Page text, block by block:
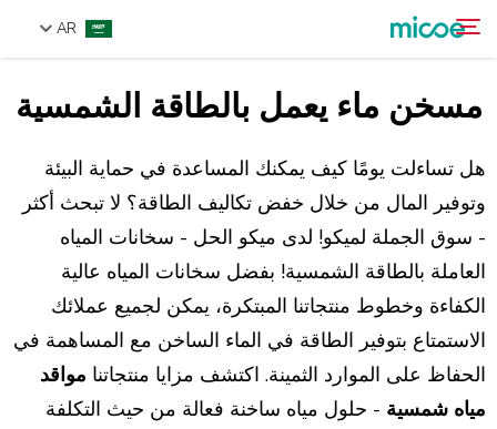
AR
من نحن
المنتجات
حل
الدعم والخدمات
مركز الإعلام
اتصل بنا
ابحث
مسخن ماء يعمل بالطاقة الشمسية
هل تساءلت يومًا كيف يمكنك المساعدة في حماية البيئة
وتوفير المال من خلال خفض تكاليف الطاقة؟ لا تبحث أكثر
- سوق الجملة لميكو! لدى ميكو الحل - سخانات المياه
العاملة بالطاقة الشمسية! بفضل سخانات المياه عالية
الكفاءة وخطوط منتجاتنا المبتكرة، يمكن لجميع عملائك
الاستمتاع بتوفير الطاقة في الماء الساخن مع المساهمة في
الحفاظ على الموارد الثمينة. اكتشف مزايا منتجاتنا مواقد
مياه شمسية - حلول مياه ساخنة فعالة من حيث التكلفة